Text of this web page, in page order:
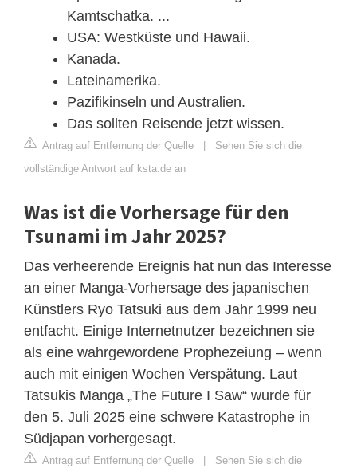
Kamtschatka. ...
USA: Westküste und Hawaii.
Kanada.
Lateinamerika.
Pazifikinseln und Australien.
Das sollten Reisende jetzt wissen.
Antrag auf Entfernung der Quelle | Sehen Sie sich die
vollständige Antwort auf ksta.de an
Was ist die Vorhersage für den
Tsunami im Jahr 2025?
Das verheerende Ereignis hat nun das Interesse
an einer Manga-Vorhersage des japanischen
Künstlers Ryo Tatsuki aus dem Jahr 1999 neu
entfacht. Einige Internetnutzer bezeichnen sie
als eine wahrgewordene Prophezeiung – wenn
auch mit einigen Wochen Verspätung. Laut
Tatsukis Manga „The Future I Saw“ wurde für
den 5. Juli 2025 eine schwere Katastrophe in
Südjapan vorhergesagt.
Antrag auf Entfernung der Quelle | Sehen Sie sich die